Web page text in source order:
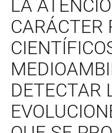
LA
CARÁCTER
DETECTAR